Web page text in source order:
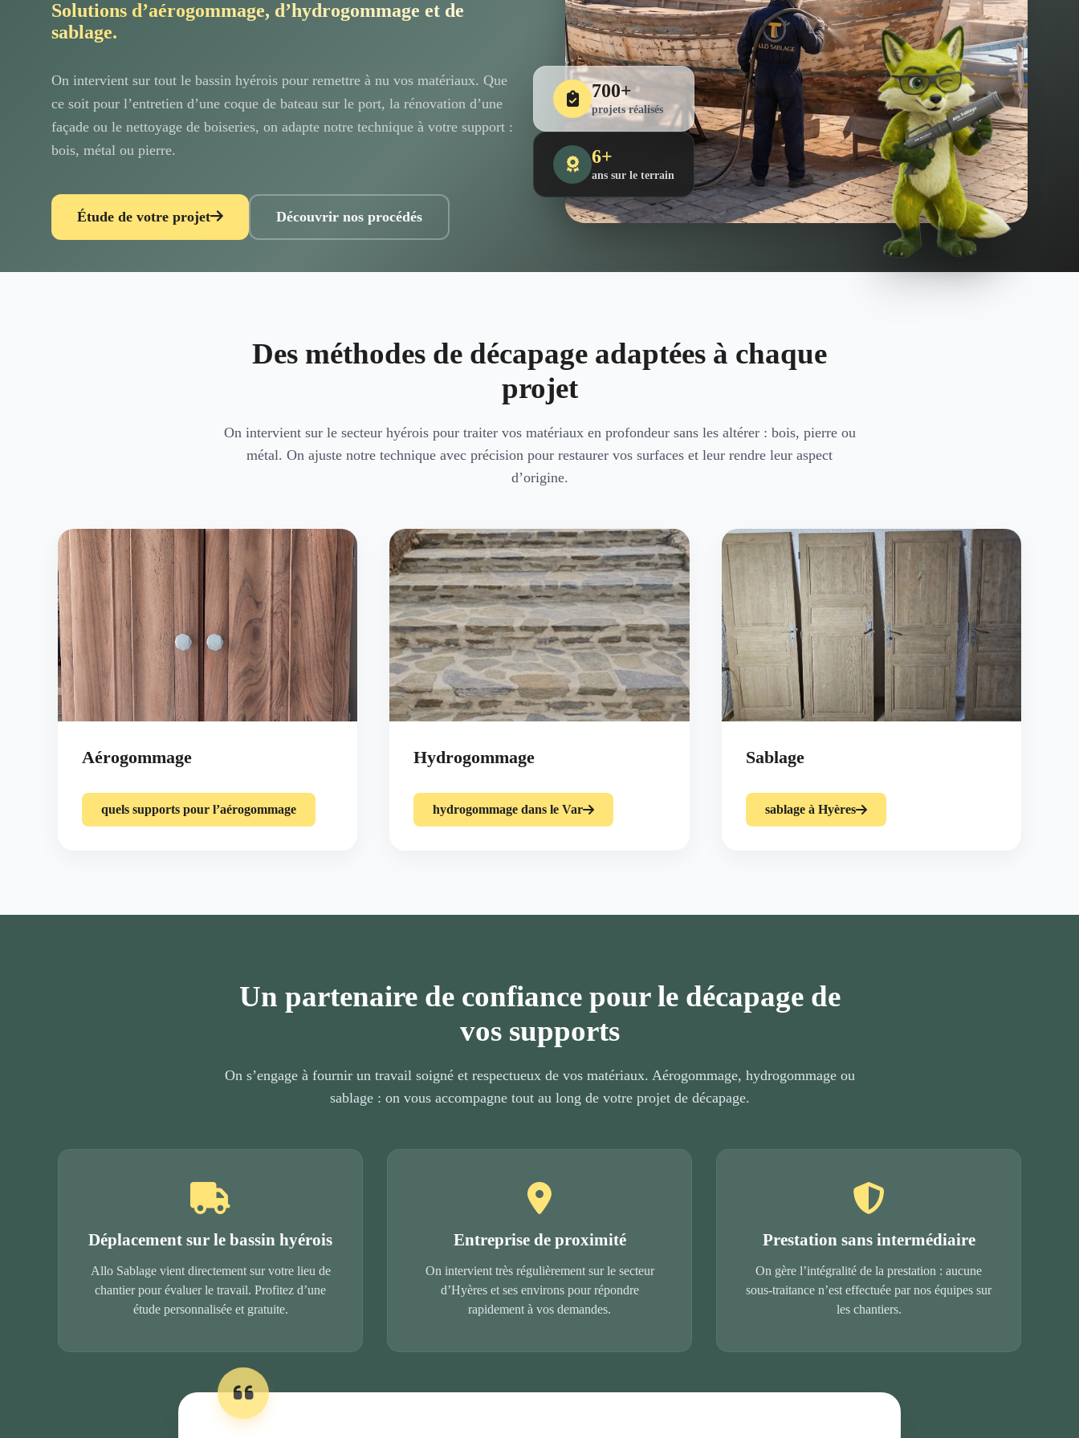
Solutions d’aérogommage, d’hydrogommage et de
sablage.
On intervient sur tout le bassin hyérois pour remettre à nu vos matériaux. Que
ce soit pour l’entretien d’une coque de bateau sur le port, la rénovation d’une
façade ou le nettoyage de boiseries, on adapte notre technique à votre support :
bois, métal ou pierre.
Étude de votre projet Découvrir nos procédés
700+
projets réalisés
6+
ans sur le terrain
Des méthodes de décapage adaptées à chaque
projet
On intervient sur le secteur hyérois pour traiter vos matériaux en profondeur sans les altérer : bois, pierre ou
métal. On ajuste notre technique avec précision pour restaurer vos surfaces et leur rendre leur aspect
d’origine.
Aérogommage
quels supports pour l’aérogommage
Hydrogommage
hydrogommage dans le Var
Sablage
sablage à Hyères
Un partenaire de confiance pour le décapage de
vos supports
On s’engage à fournir un travail soigné et respectueux de vos matériaux. Aérogommage, hydrogommage ou
sablage : on vous accompagne tout au long de votre projet de décapage.
Déplacement sur le bassin hyérois
Allo Sablage vient directement sur votre lieu de
chantier pour évaluer le travail. Profitez d’une
étude personnalisée et gratuite.
Entreprise de proximité
On intervient très régulièrement sur le secteur
d’Hyères et ses environs pour répondre
rapidement à vos demandes.
Prestation sans intermédiaire
On gère l’intégralité de la prestation : aucune
sous-traitance n’est effectuée par nos équipes sur
les chantiers.